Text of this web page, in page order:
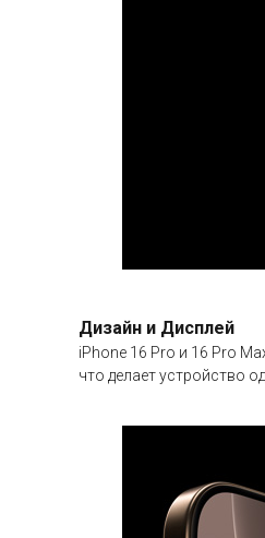
Дизайн и Дисплей
iPhone 16 Pro и 16 Pro
что делает устройство